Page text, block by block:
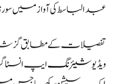
عبدالباسط کی آواز میں
تفصیلات کے مطابق گزشتہ
ویڈیوشیئرنگایپ